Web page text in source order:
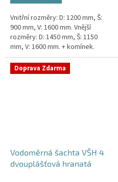
Vnitřní rozměry: D: 1200 mm, Š:
900 mm, V: 1600 mm. Vnější
rozměry: D: 1450 mm, Š: 1150
mm, V: 1600 mm. + komínek.
Dvouplášťová vodoměrná šachta
- do míst se spodní...
Doprava Zdarma
Vodoměrná šachta VŠH 4
dvouplášťová hranatá